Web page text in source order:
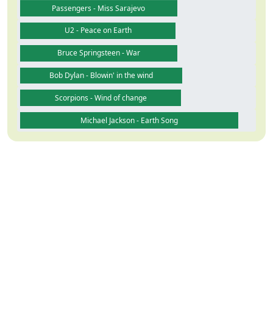
Passengers - Miss Sarajevo
U2 - Peace on Earth
Bruce Springsteen - War
Bob Dylan - Blowin' in the wind
Scorpions - Wind of change
Michael Jackson - Earth Song